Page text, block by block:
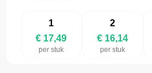
1
€ 17,49
per stuk
2
€ 16,14
per stuk